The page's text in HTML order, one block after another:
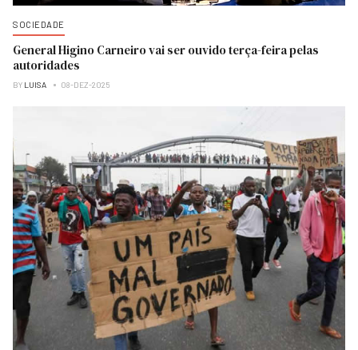
SOCIEDADE
General Higino Carneiro vai ser ouvido terça-feira pelas
autoridades
BY LUISA 08-DEZ-2025